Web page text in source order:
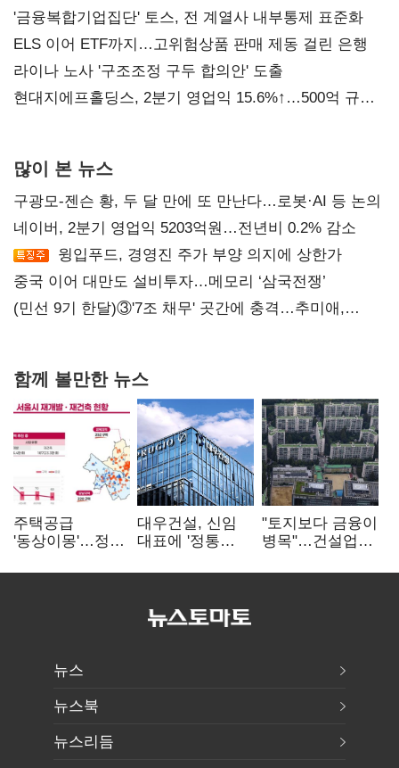
진실 밝혀야"
'금융복합기업집단' 토스, 전 계열사 내부통제 표준화
ELS 이어 ETF까지…고위험상품 판매 제동 걸린 은행
라이나 노사 '구조조정 구두 합의안' 도출
현대지에프홀딩스, 2분기 영업익 15.6%↑…500억 규모
많이 본 뉴스
구광모-젠슨 황, 두 달 만에 또 만난다…로봇·AI 등 논의
네이버, 2분기 영업익 5203억원…전년비 0.2% 감소
윙입푸드, 경영진 주가 부양 의지에 상한가
중국 이어 대만도 설비투자…메모리 ‘삼국전쟁’
(민선 9기 한달)③'7조 채무' 곳간에 충격…추미애,
함께 볼만한 뉴스
주택공급
'동상이몽'…정부
없으면 '공수표'
대우건설, 신임
대표에 '정통
부사장 내정
"토지보다 금융이
병목"…건설업계,
해소 목소리
뉴스
뉴스북
뉴스리듬